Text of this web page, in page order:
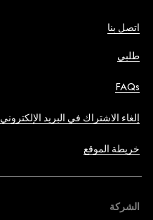
اتصل بنا
طلبي
FAQs
إلغاء الاشتراك في البريد الإلكتروني
خريطة الموقع
الشركة